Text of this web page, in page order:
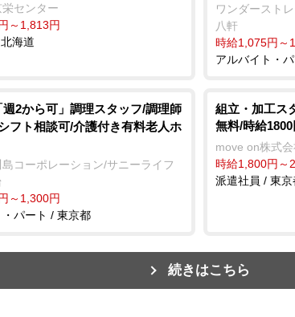
センター
～1,813円
海道
ワンダースト
八軒
時給1,075円～
アルバイト・
週2から可」調理スタッフ/調理師
フト相談可/介護付き有料老人ホ
コーポレーション/サニーライフ
～1,300円
パート / 東京都
組立・加工ス
無料/時給
move on株式会
時給1,800円～
派遣社員 / 東京
続きはこちら